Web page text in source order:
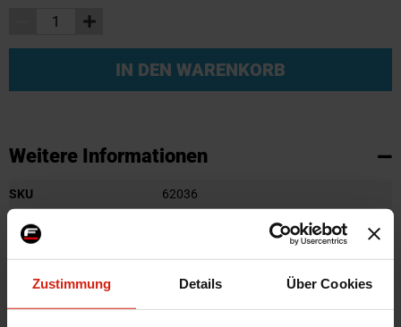
Zustimmung Details Über Cookies
IN DEN WARENKORB
Weitere Informationen
Weitere
Informationen
SKU
62036
Marke
Product Line
OEM
Universal